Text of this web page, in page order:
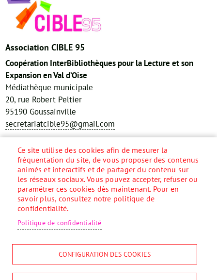
Association CIBLE 95
Coopération InterBibliothèques pour la Lecture et son
Expansion en Val d’Oise
Médiathèque municipale
20, rue Robert Peltier
95190 Goussainville
secretariatcible95@gmail.com
Réseaux sociaux
Menu
Pied
page
Accueil
Plan du site
Contact
Données personnelles
Cookies
Ce site utilise des cookies afin de mesurer la
fréquentation du site, de vous proposer des contenus
animés et interactifs et de partager du contenu sur
les réseaux sociaux. Vous pouvez accepter, refuser ou
paramétrer ces cookies dès maintenant. Pour en
savoir plus, consultez notre politique de
confidentialité.
Politique de confidentialité
CONFIGURATION DES COOKIES